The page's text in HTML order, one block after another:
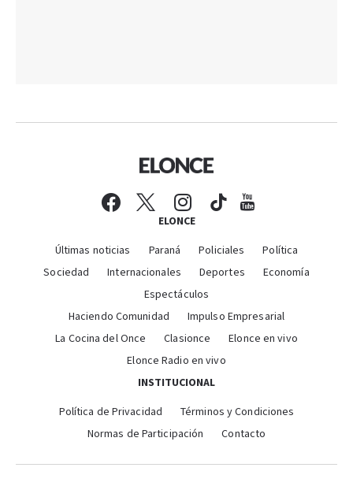
ELONCE
Últimas noticias Paraná Policiales
Política
Sociedad
Internacionales Deportes
Economía
Espectáculos
Haciendo Comunidad
Impulso Empresarial
La Cocina del Once
Clasionce
Elonce en vivo
Elonce Radio en vivo
INSTITUCIONAL
Política de Privacidad
Términos y Condiciones
Normas de Participación
Contacto